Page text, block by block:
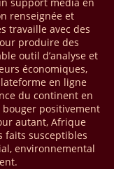
cubes de gaz par
visant à
centrale. Baptisé «
du Bassin du
dont une première
l’institution
Cette première phase
les chaînes de valeur
renseignée et
travaille avec des
produire des
outil d’analyse et
économiques,
en ligne
du continent en
positivement
autant, Afrique
faits susceptibles
environnemental